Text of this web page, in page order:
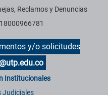
Reclamos y Denuncias
y/o solicitudes
Institucionales
Judiciales